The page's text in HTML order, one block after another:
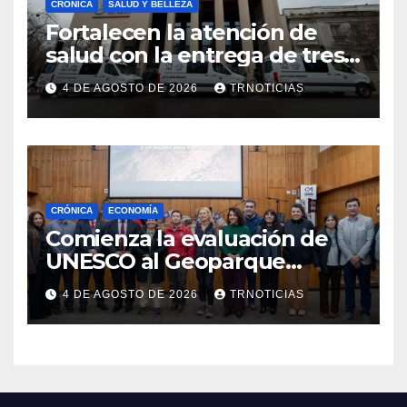
CRÓNICA SALUD Y BELLEZA
Fortalecen la atención de
salud con la entrega de tres
nuevas ambulancias para
Cauquenes y Sagrada Familia
4 DE AGOSTO DE 2026 TRNOTICIAS
CRÓNICA ECONOMÍA
Comienza la evaluación de
UNESCO al Geoparque
Aspirante Pillanmapu en el
Maule
4 DE AGOSTO DE 2026 TRNOTICIAS